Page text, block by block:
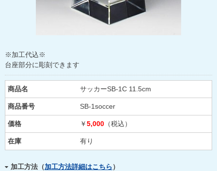
※加工代込※
台座部分に彫刻できます
商品名 サッカーSB-1C 11.5cm
商品番号 SB-1soccer
価格 ￥5,000 （税込）
在庫 有り
加工方法（加工方法詳細はこちら）